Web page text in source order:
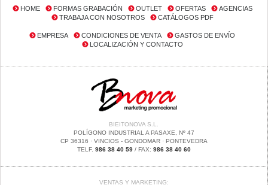
HOME FORMAS GRABACIÓN OUTLET OFERTAS
AGENCIAS
TRABAJA CON NOSOTROS
CATÁLOGOS PDF
EMPRESA CONDICIONES DE VENTA
GASTOS DE ENVÍO
LOCALIZACIÓN Y CONTACTO
BIEITONOVA S.L.
POLÍGONO INDUSTRIAL A PASAXE, Nº 47
CP 36316 · VINCIOS - GONDOMAR · PONTEVEDRA
TELF. 986 38 40 59/ FAX: 986 38 40 60
VENTAS Y MARKETING: